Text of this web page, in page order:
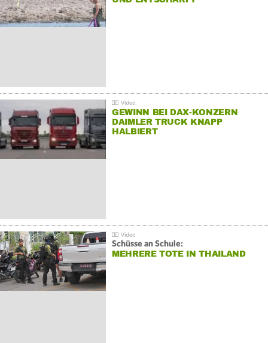
GEWINN BEI DAX-KONZERN
DAIMLER TRUCK KNAPP
HALBIERT
Schüsse an Schule:
MEHRERE TOTE IN THAILAND